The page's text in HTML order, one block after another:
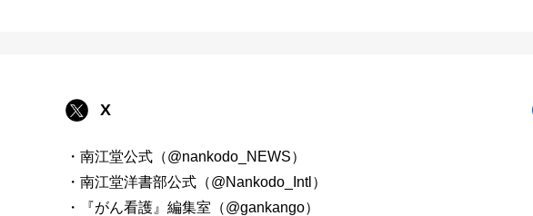
X
・南江堂公式（@nankodo_NEWS）
・南江堂洋書部公式（@Nankodo_Intl）
・『がん看護』編集室（@gankango）